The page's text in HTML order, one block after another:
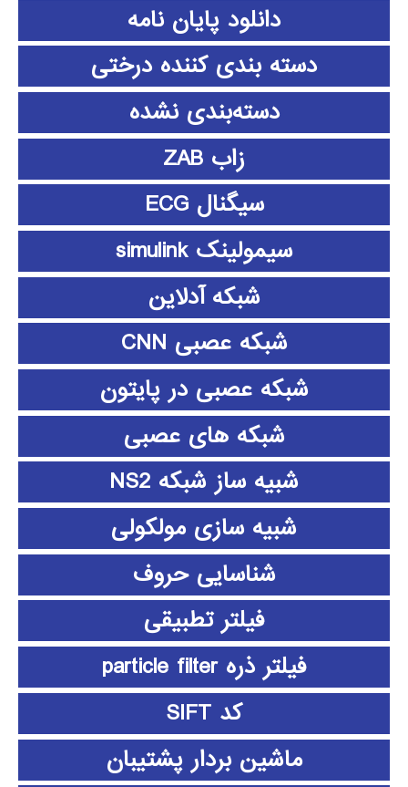
دانلود پايان نامه
دسته بندی کننده درختی
دسته‌بندی نشده
زاب ZAB
سیگنال ECG
سیمولینک simulink
شبکه آدلاین
شبکه عصبی CNN
شبکه عصبی در پایتون
شبکه های عصبی
شبیه ساز شبکه NS2
شبیه سازی مولکولی
شناسایی حروف
فیلتر تطبیقی
فیلتر ذره particle filter
کد SIFT
ماشین بردار پشتیبان